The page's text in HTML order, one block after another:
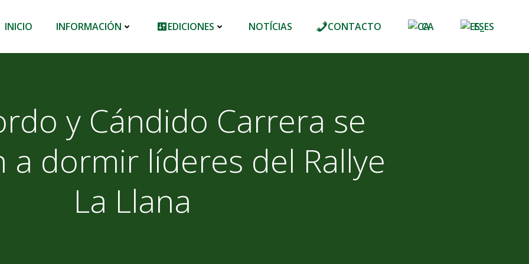
INICIO INFORMACIÓN EDICIONES NOTÍCIAS CONTACTO CA ES
y Cándido Carrera se
a dormir líderes del Rallye
La Llana